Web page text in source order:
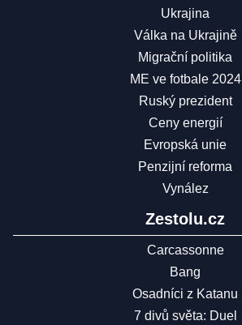
Ukrajina
Válka na Ukrajině
Migrační politika
ME ve fotbale 2024
Ruský prezident
Ceny energií
Evropská unie
Penzijní reforma
Vynález
Zestolu.cz
Carcassonne
Bang
Osadníci z Katanu
7 divů světa: Duel